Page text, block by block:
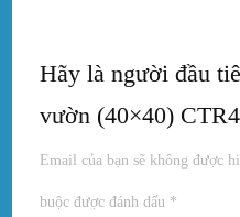
Hãy là người đầu
vườn (40×40)
Email của bạn sẽ không được
buộc được đánh dấu *